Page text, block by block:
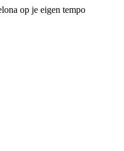
op je eigen tempo